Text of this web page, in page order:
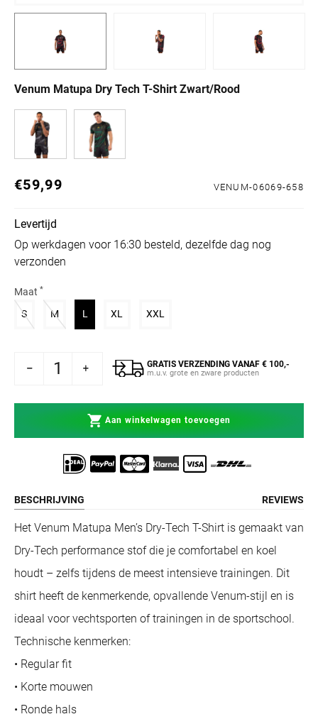
Venum Matupa Dry Tech T-Shirt Zwart/Rood
Normale prijs
€59,99 VENUM-06069-658
Levertijd
Op werkdagen voor 16:30 besteld, dezelfde dag nog
verzonden
Maat *
SVariant uitverkocht of niet beschikbaar
MVariant uitverkocht of niet beschikbaar
L Variant uitverkocht of niet beschikbaar
XL Variant uitverkocht of niet beschikbaar
XXL
Matupa Dry Tech T-Shirt Zwart/Rood
Venum Matupa Dry Tech T-Shirt Zwart/Rood
GRATIS VERZENDING VANAF € 100,-
m.u.v. grote en zware producten
Aan winkelwagen toevoegen
BESCHRIJVING REVIEWS
Het Venum Matupa Men’s Dry-Tech T-Shirt is gemaakt van
Dry-Tech performance stof die je comfortabel en koel
houdt – zelfs tijdens de meest intensieve trainingen. Dit
shirt heeft de kenmerkende, opvallende Venum-stijl en is
ideaal voor vechtsporten of trainingen in de sportschool.
Technische kenmerken:
• Regular fit
• Korte mouwen
• Ronde hals